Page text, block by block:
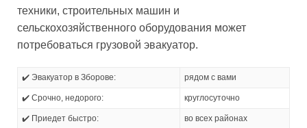
техники, строительных машин и
сельскохозяйственного оборудования может
потребоваться грузовой эвакуатор.
✔️ Эвакуатор в Зборове: рядом с вами
✔️ Срочно, недорого: круглосуточно
✔️ Приедет быстро: во всех районах